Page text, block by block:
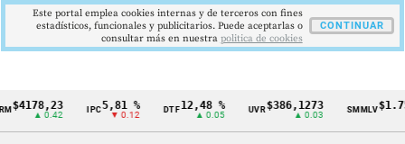
Cintillo
0.42
IPC 5,81 %
▼ 0.12
DTF 12,48 %
▲ 0.05
UVR $386,1273
▲ 0.03
SMMLV
Este portal emplea cookies internas y de terceros con fines
estadísticos, funcionales y publicitarios. Puede aceptarlas o
consultar más en nuestra politica de cookies
CONTINUAR